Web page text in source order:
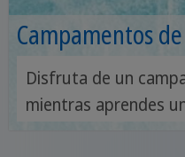
Campamentos
Disfruta de un
mientras aprendes